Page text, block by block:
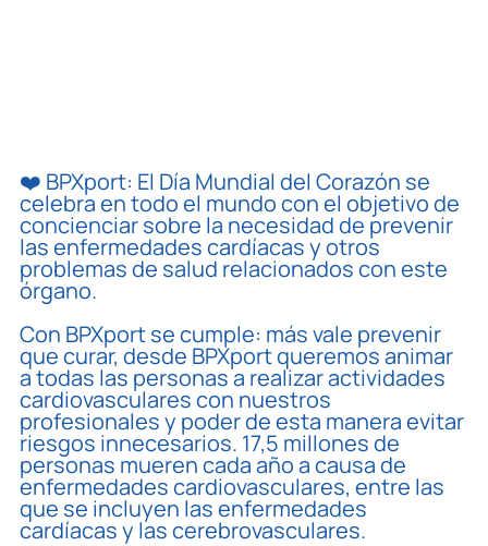
❤️ BPXport: El Día Mundial del Corazón se
celebra en todo el mundo con el objetivo de
concienciar sobre la necesidad de prevenir
las enfermedades cardíacas y otros
problemas de salud relacionados con este
órgano.
Con BPXport se cumple: más vale prevenir
que curar, desde BPXport queremos animar
a todas las personas a realizar actividades
cardiovasculares con nuestros
profesionales y poder de esta manera evitar
riesgos innecesarios. 17,5 millones de
personas mueren cada año a causa de
enfermedades cardiovasculares, entre las
que se incluyen las enfermedades
cardíacas y las cerebrovasculares.